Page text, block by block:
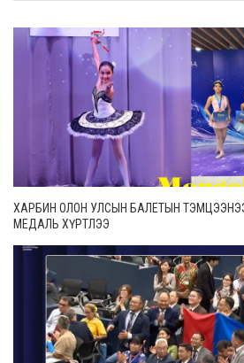
ХАРБИН ОЛОН УЛСЫН БАЛЕТЫН
МЕДАЛЬ ХҮРТЛЭЭ